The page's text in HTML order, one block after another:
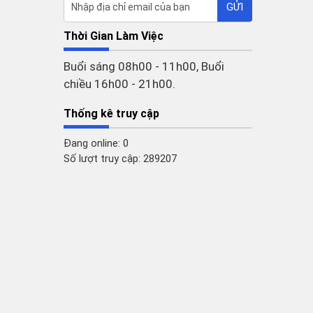
Thời Gian Làm Việc
Buổi sáng 08h00 - 11h00, Buổi
chiều 16h00 - 21h00.
Thống kê truy cập
Đang online: 0
Số lượt truy cập: 289207